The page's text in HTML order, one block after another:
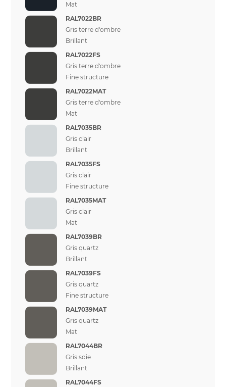
Mat
RAL7022BR
Gris terre d'ombre
Brillant
RAL7022FS
Gris terre d'ombre
Fine structure
RAL7022MAT
Gris terre d'ombre
Mat
RAL7035BR
Gris clair
Brillant
RAL7035FS
Gris clair
Fine structure
RAL7035MAT
Gris clair
Mat
RAL7039BR
Gris quartz
Brillant
RAL7039FS
Gris quartz
Fine structure
RAL7039MAT
Gris quartz
Mat
RAL7044BR
Gris soie
Brillant
RAL7044FS